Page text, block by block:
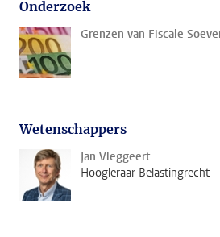
Onderzoek
Grenzen van Fiscale
Wetenschappers
Jan Vleggeert
Hoogleraar Belastingrecht